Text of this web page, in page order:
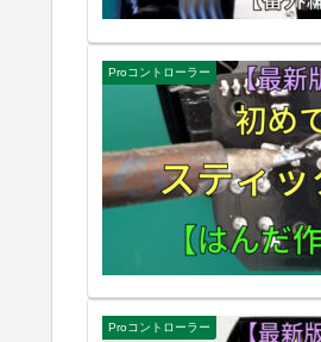
Proコントローラー
Proコントローラー